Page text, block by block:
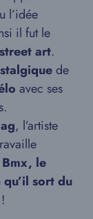
l’idée
il fut le
street art.
de
avec ses
, l’artiste
le
sort du
!